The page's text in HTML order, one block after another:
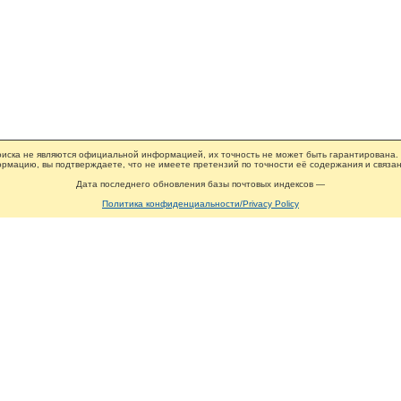
не являются официальной информацией, их точность не может быть гарантирована.
вы подтверждаете, что не имеете претензий по точности её содержания и
Дата последнего обновления базы почтовых индексов —
Политика конфиденциальности/Privacy Policy